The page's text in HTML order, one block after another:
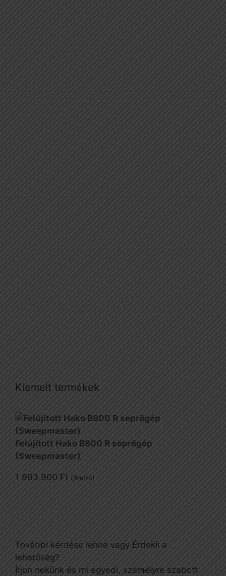
Kiemelt termékek
Felújított Hako B800 R seprőgép
(Sweepmaster)
1 993 900 Ft (Bruttó)
További kérdése lenne vagy Érdekli a
lehetőség?
Írjon nekünk és mi egyedi, személyre szabott